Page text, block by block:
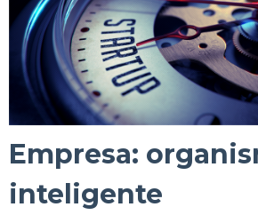
Empresa:
inteligente